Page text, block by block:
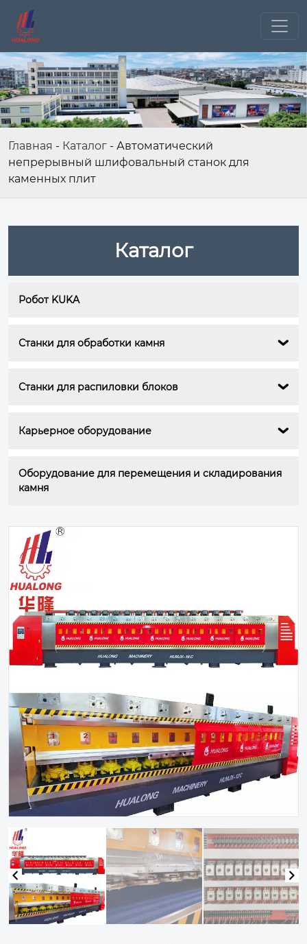
Главная - Каталог - Автоматический
непрерывный шлифовальный станок для
каменных плит
Каталог
Робот KUKA
Станки для обработки камня 
Станки для распиловки блоков 
Карьерное оборудование 
Оборудование для перемещения и складирования
камня